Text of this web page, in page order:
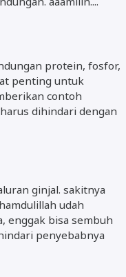
protein, fosfor,
penting untuk
contoh
dihindari dengan
ginjal. sakitnya
udah
enggak bisa sembuh
penyebabnya